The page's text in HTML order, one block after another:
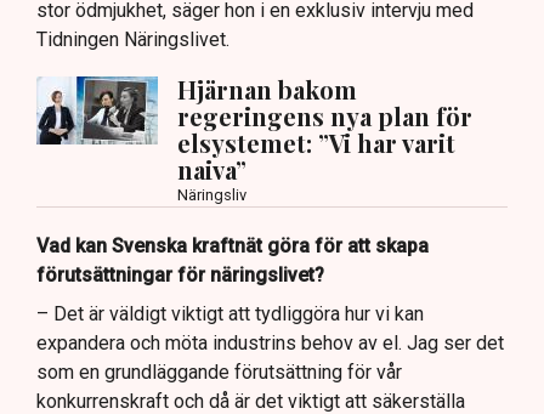
stor ödmjukhet, säger hon i en exklusiv intervju med
Tidningen Näringslivet.
Hjärnan bakom
regeringens nya plan för
elsystemet: ”Vi har varit
naiva”
Näringsliv
Vad kan Svenska kraftnät göra för att skapa
förutsättningar för näringslivet?
– Det är väldigt viktigt att tydliggöra hur vi kan
expandera och möta industrins behov av el. Jag ser det
som en grundläggande förutsättning för vår
konkurrenskraft och då är det viktigt att säkerställa